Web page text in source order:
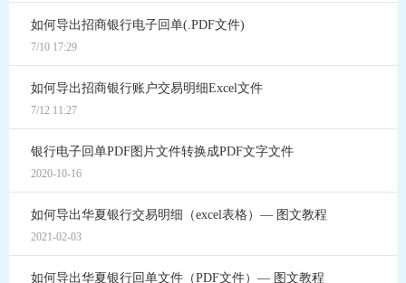
如何导出招商银行电子回单(.PDF文件)
7/10 17:29
如何导出招商银行账户交易明细Excel文件
7/12 11:27
银行电子回单PDF图片文件转换成PDF文字文件
2020-10-16
如何导出华夏银行交易明细（excel表格）— 图文教程
2021-02-03
如何导出华夏银行回单文件（PDF文件）— 图文教程